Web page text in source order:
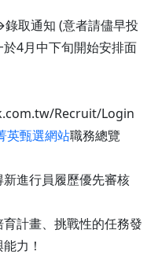
取通知 (意者請儘早投
4月中下旬開始安排面
Recruit/Login
英甄選網站職務總覽
進行員履歷優先審核
計畫、挑戰性的任務發
力！